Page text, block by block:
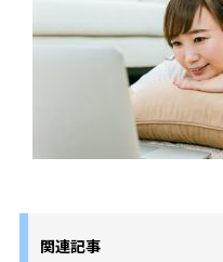
関連記事